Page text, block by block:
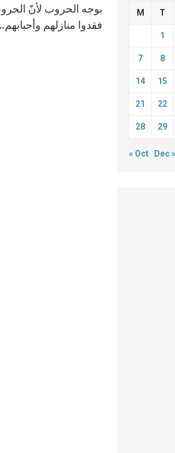
بوجه الحروب لأنّ
فقدوا منازلهم
M T
1
7 8
14 15
21 22
28 29
« Oct Dec »